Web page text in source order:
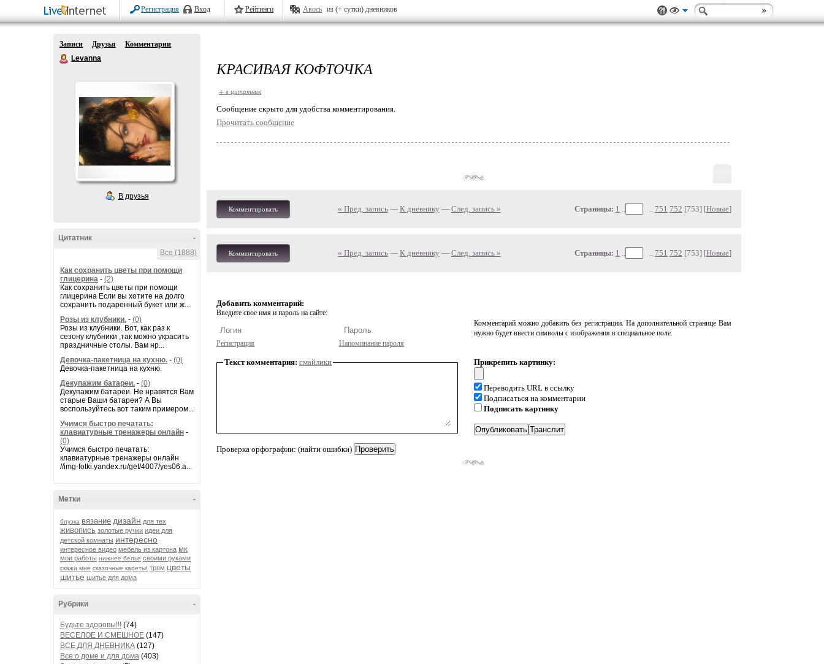
Регистрация Вход Рейтинги Авось из (+ сутки) дневников
Записи Друзья
Комментарии
Levanna
В друзья
-
Цитатник
Все (1888)
Как сохранить цветы при помощи
глицерина - (2)
Как сохранить цветы при помощи
глицерина Если вы хотите на долго
сохранить подаренный букет или ж...
Розы из клубники. - (0)
Розы из клубники. Вот, как раз к
сезону клубники ,так можно украсить
праздничные столы. Вам нр...
Девочка-пакетница на кухню. - (0)
Девочка-пакетница на кухню.
Декупажим батареи. - (0)
Декупажим батареи. Не нравятся Вам
старые Ваши батареи? А Вы
воспользуйтесь вот таким примером...
Учимся быстро печатать:
клавиатурные тренажеры онлайн -
(0)
Учимся быстро печатать:
клавиатурные тренажеры онлайн
//img-fotki.yandex.ru/get/4007/yes06.a...
-
Метки
блузка вязание дизайн для тех
живопись золотые ручки идеи для
детской комнаты интересно
интересное видео мебель из картона мк
мои работы нижнее белье своими руками
скажи мне сказочные кареты! трям цветы
шитье шитье для дома
-
Рубрики
Будьте здоровы!!! (74)
ВЕСЕЛОЕ И СМЕШНОЕ (147)
ВСЕ ДЛЯ ДНЕВНИКА (127)
Все о доме и для дома (403)
КРАСИВАЯ КОФТОЧКА
+ в цитатник
Cообщение скрыто для удобства комментирования.
Прочитать сообщение
Комментировать « Пред. запись — К дневнику — След. запись » Страницы: 1 .. .. 751 752 [753] [Новые]
Комментировать « Пред. запись — К дневнику — След. запись » Страницы: 1 .. .. 751 752 [753] [Новые]
Добавить комментарий:
Введите свое имя и пароль на сайте:
Регистрация Напоминание пароля
Комментарий можно добавить без регистрации. На дополнительной странице Вам
нужно будет ввести символы с изображения в специальное поле.
Текст комментария: смайлики
Проверка орфографии: (найти ошибки)
Прикрепить картинку:
Переводить URL в ссылку
Подписаться на комментарии
Подписать картинку